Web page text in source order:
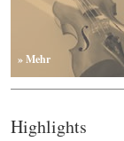
» Mehr
Highlights